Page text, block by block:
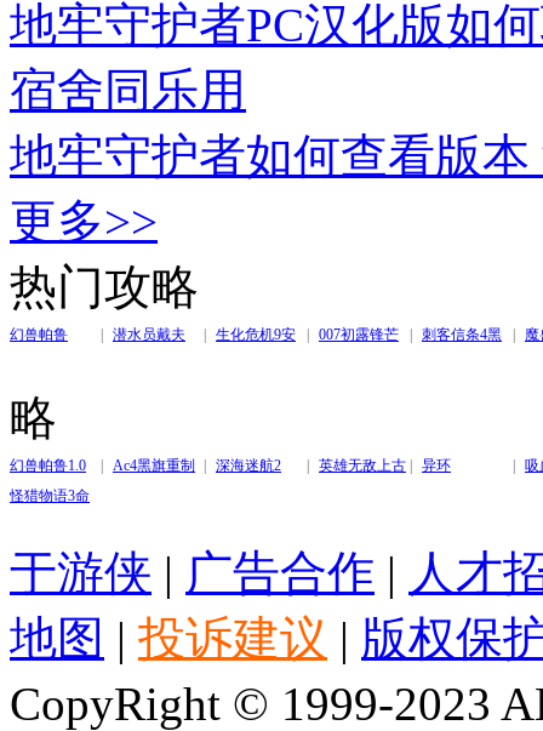
地牢守护者PC汉化版如
宿舍同乐用
地牢守护者如何查看版本
更多>>
热门攻略
幻兽帕鲁 | 潜水员戴夫 | 生化危机9安
| 007初露锋芒 | 刺客信条4黑
| 魔
略
幻兽帕鲁1.0 |
Ac4黑旗重制
| 深海迷航2 | 英雄无敌上古 | 异环 | 吸
怪猎物语3命
于游侠 | 广告合作 | 人才
地图 | 投诉建议 | 版权保
CopyRight © 1999-2023